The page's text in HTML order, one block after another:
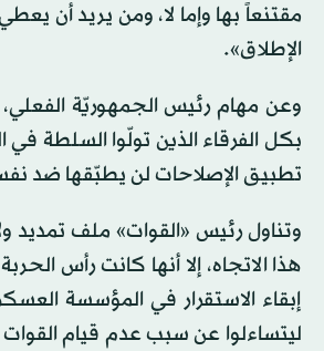
مقتنعاً بها وإما لا، ومن يريد أن
الإطلاق».
وعن مهام رئيس الجمهوريّة الفعلي،
بكل الفرقاء الذين تولّوا السلطة
تطبيق الإصلاحات لن يطبّقها ضد
وتناول رئيس «القوات» ملف تمديد
هذا الاتجاه، إلا أنها كانت رأس
إبقاء الاستقرار في المؤسسة
ليتساءلوا عن سبب عدم قيام